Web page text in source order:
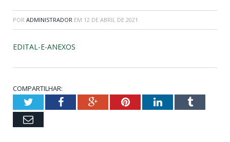
POR ADMINISTRADOR EM 12 DE ABRIL DE 2021
EDITAL-E-ANEXOS
COMPARTILHAR:
TwitterFacebookGoogle+PinterestLinkedInTumblr
Email